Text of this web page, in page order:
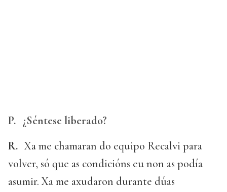
P. ¿Séntese liberado?
R. Xa me chamaran do equipo Recalvi para
volver, só que as condicións eu non as podía
asumir. Xa me axudaron durante dúas